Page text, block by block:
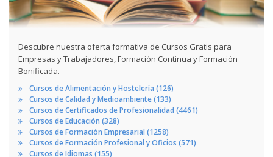
Descubre nuestra oferta formativa de Cursos Gratis para
Empresas y Trabajadores, Formación Continua y Formación
Bonificada.
Cursos de Alimentación y Hostelería (126)
Cursos de Calidad y Medioambiente (133)
Cursos de Certificados de Profesionalidad (4461)
Cursos de Educación (328)
Cursos de Formación Empresarial (1258)
Cursos de Formación Profesional y Oficios (571)
Cursos de Idiomas (155)